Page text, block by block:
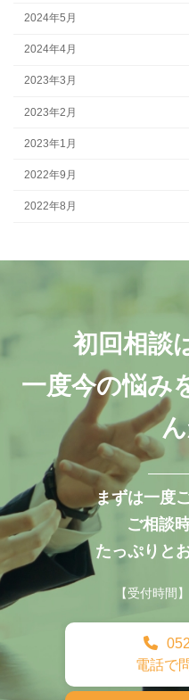
2024年5月
2024年4月
2023年3月
2023年2月
2023年1月
2022年9月
2022年8月
初回相談
一度今の悩み
まずは一度
ご相談
たっぷりと
【受付時間
電話で